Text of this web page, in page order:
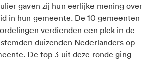
gaven zij hun eerlijke mening over
in hun gemeente. De 10 gemeenten
verdienden een plek in de
duizenden Nederlanders op
De top 3 uit deze ronde ging